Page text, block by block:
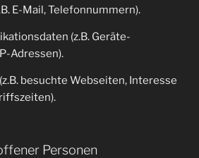
E-Mail, Telefonnummern).
(z.B. Geräte-
Adressen).
besuchte Webseiten, Interesse
Personen